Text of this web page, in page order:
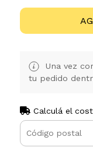
Una vez
tu pedido
Calculá el